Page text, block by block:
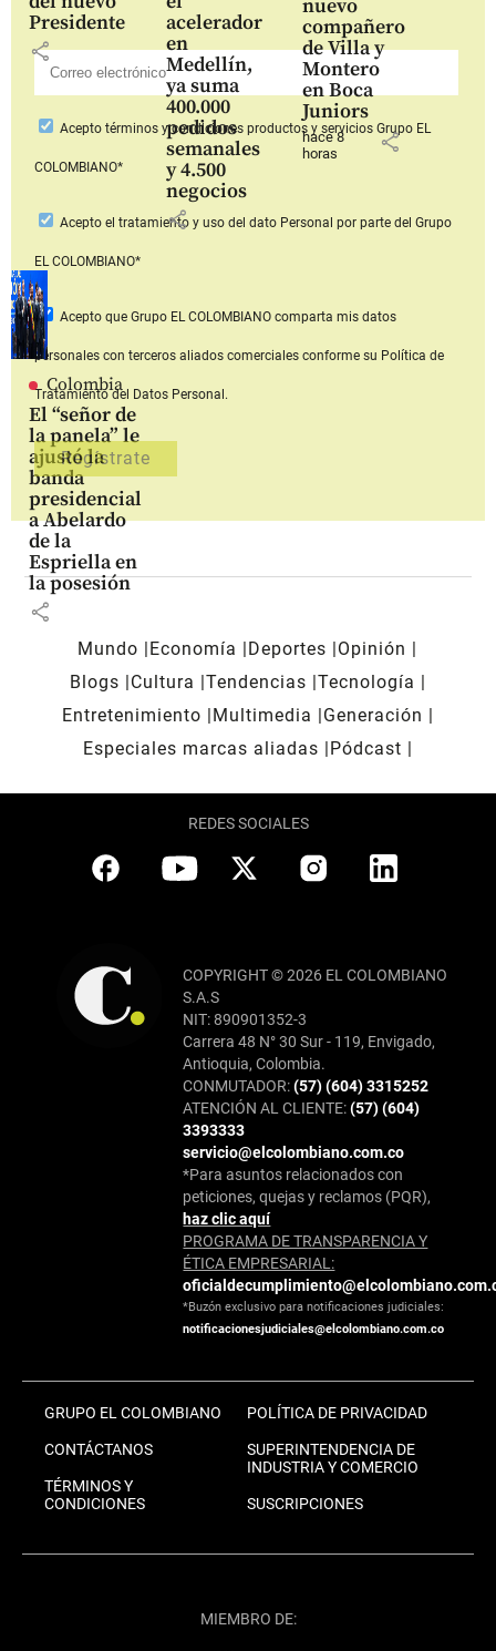
Presidente
share
acelerador
en
Medellín,
ya suma
400.000
pedidos
semanales
y 4.500
negocios
share
nuevo
compañero
de Villa y
Montero
en Boca
Juniors
hace 8
horas
share
Colombia
El “señor de
la panela” le
ajustó la
banda
presidencial
a Abelardo
de la
Espriella en
la posesión
share
Aceptotérminos y condiciones productos y serviciosGrupo EL
COLOMBIANO*
Acepto el tratamiento y uso del dato Personal por parte del Grupo
EL COLOMBIANO*
Acepto que Grupo EL COLOMBIANOcomparta mis datos
personales con terceros aliados comerciales conforme su Política de
Tratamiento del Datos Personal.
Mundo Economía Deportes
Opinión
Blogs
Cultura Tendencias Tecnología
Entretenimiento
Multimedia
Generación
Especiales marcas aliadas
Pódcast
REDES SOCIALES
COPYRIGHT © 2026 EL COLOMBIANO
S.A.S
NIT: 890901352-3
Carrera 48 N° 30 Sur - 119, Envigado,
Antioquia, Colombia.
CONMUTADOR:(57) (604) 3315252
ATENCIÓN AL CLIENTE:(57) (604)
3393333
servicio@elcolombiano.com.co
*Para asuntos relacionados con
peticiones, quejas y reclamos (PQR),
haz clic aquí
PROGRAMA DE TRANSPARENCIA Y
ÉTICA EMPRESARIAL:
*Buzón exclusivo para notificaciones judiciales:
notificacionesjudiciales@elcolombiano.com.co
GRUPO EL COLOMBIANO
CONTÁCTANOS
TÉRMINOS Y
CONDICIONES
POLÍTICA DE PRIVACIDAD
SUPERINTENDENCIA DE
INDUSTRIA Y COMERCIO
SUSCRIPCIONES
MIEMBRO DE: